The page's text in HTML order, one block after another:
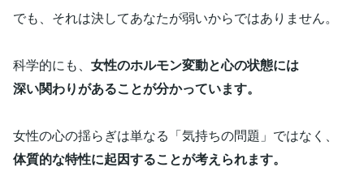
でも、それは決してあなたが弱いからではありません。
科学的にも、 女性のホルモン変動と心の状態には
深い関わりがあることが分かっています。
女性の心の揺らぎは単なる「気持ちの問題」ではなく、
体質的な特性に起因することが考えられます。